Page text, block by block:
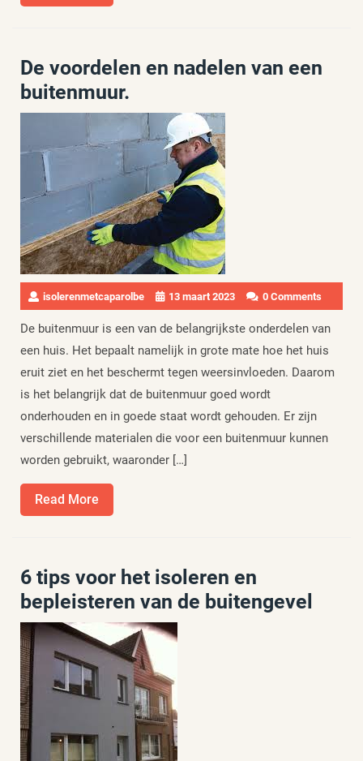
More
De voordelen en nadelen van een
buitenmuur.
isolerenmetcaparolbe 13 maart 2023 0 Comments
De buitenmuur is een van de belangrijkste onderdelen van
een huis. Het bepaalt namelijk in grote mate hoe het huis
eruit ziet en het beschermt tegen weersinvloeden. Daarom
is het belangrijk dat de buitenmuur goed wordt
onderhouden en in goede staat wordt gehouden. Er zijn
verschillende materialen die voor een buitenmuur kunnen
worden gebruikt, waaronder […]
Read More
More
6 tips voor het isoleren en
bepleisteren van de buitengevel